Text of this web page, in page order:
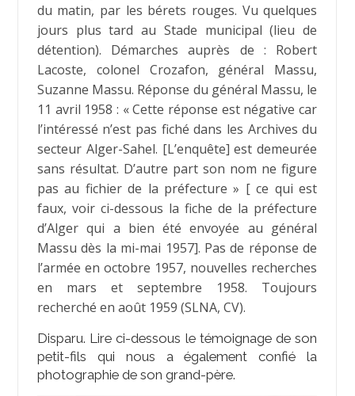
du matin, par les bérets rouges. Vu quelques
jours plus tard au Stade municipal (lieu de
détention). Démarches auprès de : Robert
Lacoste, colonel Crozafon, général Massu,
Suzanne Massu. Réponse du général Massu, le
11 avril 1958 : « Cette réponse est négative car
l’intéressé n’est pas fiché dans les Archives du
secteur Alger-Sahel. [L’enquête] est demeurée
sans résultat. D’autre part son nom ne figure
pas au fichier de la préfecture » [ ce qui est
faux, voir ci-dessous la fiche de la préfecture
d’Alger qui a bien été envoyée au général
Massu dès la mi-mai 1957]. Pas de réponse de
l’armée en octobre 1957, nouvelles recherches
en mars et septembre 1958. Toujours
recherché en août 1959 (SLNA, CV).
Disparu. Lire ci-dessous le témoignage de son
petit-fils qui nous a également confié la
photographie de son grand-père.